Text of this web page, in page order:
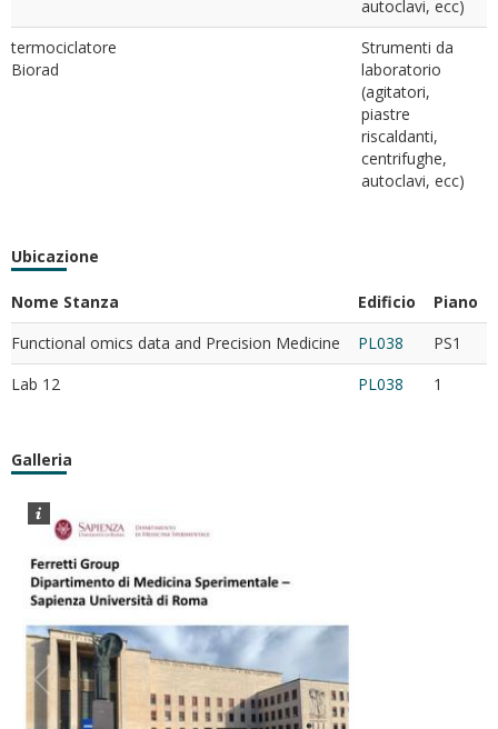
autoclavi, ecc)
termociclatore
Biorad
Strumenti da
laboratorio
(agitatori,
piastre
riscaldanti,
centrifughe,
autoclavi, ecc)
Ubicazione
Nome Stanza Edificio
Piano
Functional omics data and Precision Medicine
PL038
PS1
Lab 12
PL038 1
Galleria